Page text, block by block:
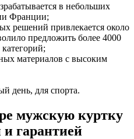
в небольших
Франции;
решений привлекается около
предложить более 4000
материалов с высоким
день, для спорта.
мужскую куртку
гарантией